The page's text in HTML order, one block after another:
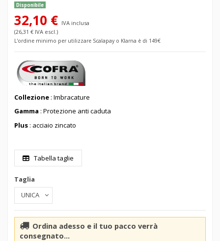
Disponibile
32,10 € IVA inclusa
(26,31 € IVA escl.)
L'ordine minimo per utilizzare Scalapay o Klarna è di 149€
Collezione : Imbracature
Gamma : Protezione anti caduta
Plus : acciaio zincato
Tabella taglie
Taglia
Ordina adesso e il tuo pacco verrà
consegnato...